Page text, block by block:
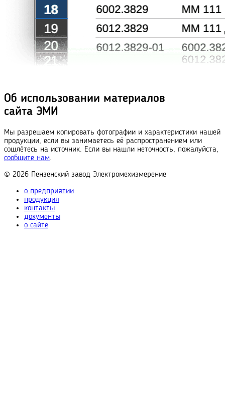
Об использовании материалов
сайта ЭМИ
Мы разрешаем копировать фотографии и характеристики нашей
продукции, если вы занимаетесь её распространением или
сошлётесь на источник. Если вы нашли неточность, пожалуйста,
сообщите нам.
© 2026 Пензенский завод Электромехизмерение
о предприятии
продукция
контакты
документы
о сайте